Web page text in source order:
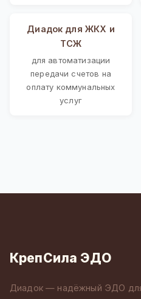
Диадок для ЖКХ и
ТСЖ
для автоматизации
передачи счетов на
оплату коммунальных
услуг
КрепСила ЭДО
Диадок — надёжный ЭДО